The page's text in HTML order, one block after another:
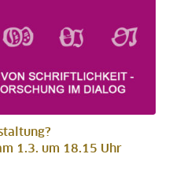
1.3. um 18.15 Uhr